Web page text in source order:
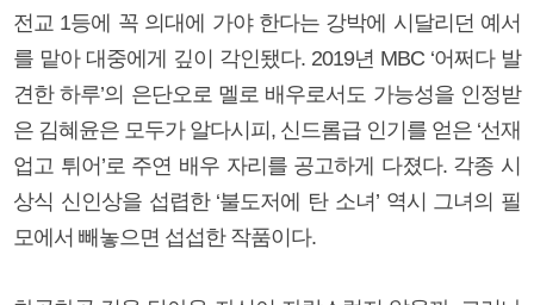
전교 1등에 꼭 의대에 가야 한다는 강박에 시달리던 예서
를 맡아 대중에게 깊이 각인됐다. 2019년 MBC ‘어쩌다 발
견한 하루’의 은단오로 멜로 배우로서도 가능성을 인정받
은 김혜윤은 모두가 알다시피, 신드롬급 인기를 얻은 ‘선재
업고 튀어’로 주연 배우 자리를 공고하게 다졌다. 각종 시
상식 신인상을 섭렵한 ‘불도저에 탄 소녀’ 역시 그녀의 필
모에서 빼놓으면 섭섭한 작품이다.